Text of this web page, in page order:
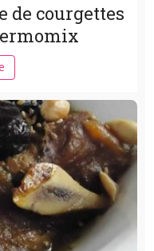
de courgettes